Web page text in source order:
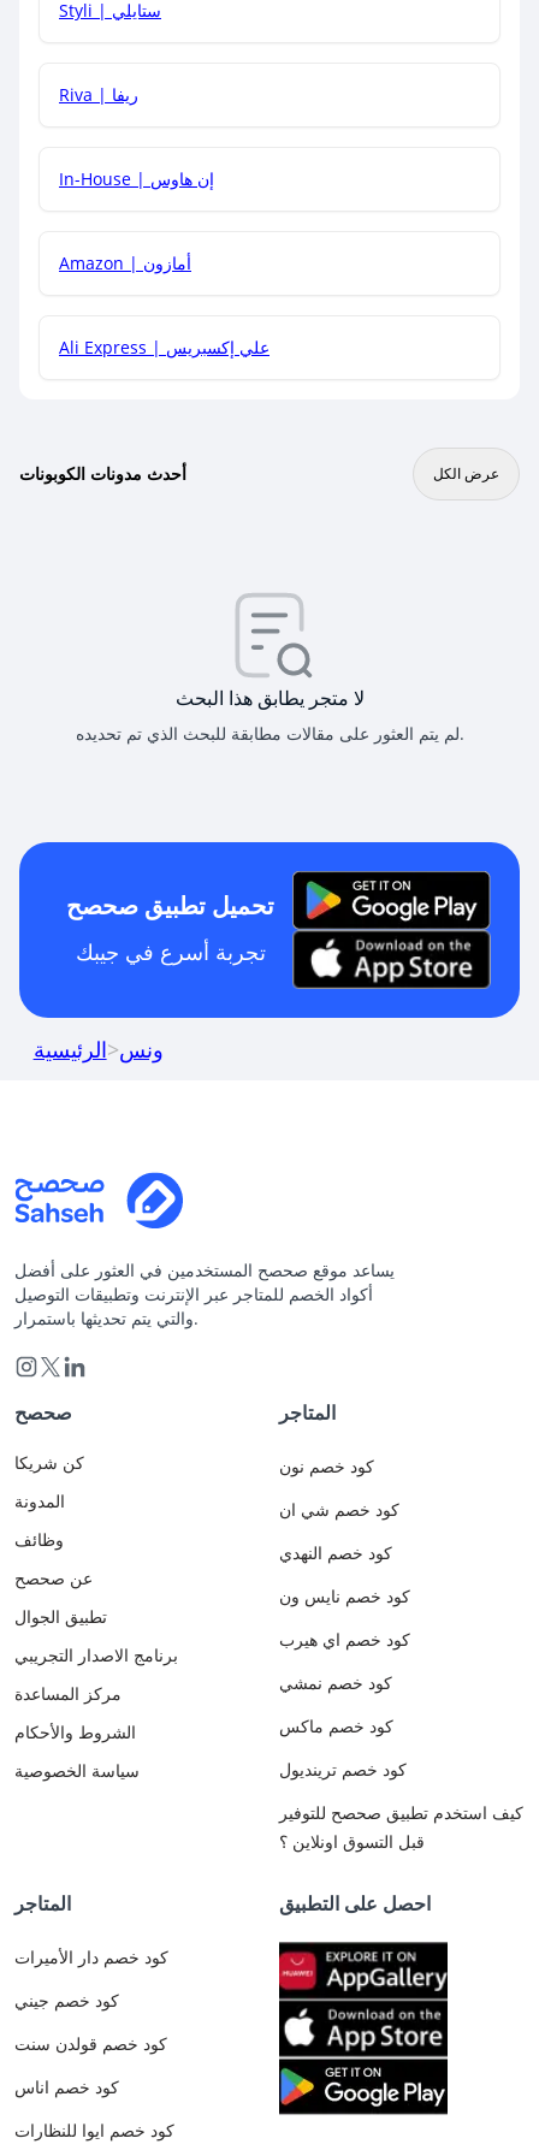
هل يمكنني جمع كود خصم مع العروض الأخرى؟
Styli | ستايلي
Riva | ريفا
In-House | إن هاوس
Amazon | أمازون
Ali Express | علي إكسبريس
أحدث مدونات الكوبونات عرض الكل
لا متجر يطابق هذا البحث
لم يتم العثور على مقالات مطابقة للبحث الذي تم تحديده.
تحميل تطبيق صحصح
تجربة أسرع في جيبك
الرئيسية>ونس
يساعد موقع صحصح المستخدمين في العثور على أفضل
أكواد الخصم للمتاجر عبر الإنترنت وتطبيقات التوصيل
والتي يتم تحديثها باستمرار.
صحصح
كن شريكا
المدونة
وظائف
عن صحصح
تطبيق الجوال
برنامج الاصدار التجريبي
مركز المساعدة
الشروط والأحكام
سياسة الخصوصية
المتاجر
كود خصم نون
كود خصم شي ان
كود خصم النهدي
كود خصم نايس ون
كود خصم اي هيرب
كود خصم نمشي
كود خصم ماكس
كود خصم ترينديول
كيف استخدم تطبيق صحصح للتوفير
قبل التسوق اونلاين ؟
المتاجر
كود خصم دار الأميرات
كود خصم جيني
كود خصم قولدن سنت
كود خصم اناس
كود خصم ايوا للنظارات
احصل على التطبيق